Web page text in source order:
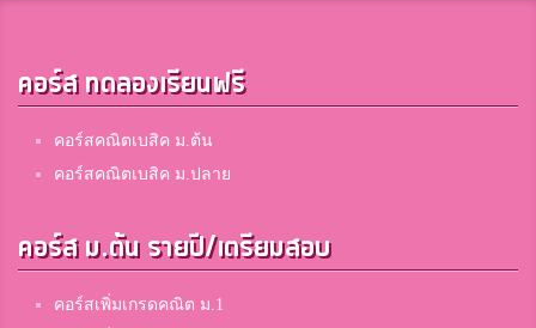
คอร์ส ทดลองเรียนฟรี
คอร์สคณิตเบสิค ม.ต้น
คอร์สคณิตเบสิค ม.ปลาย
คอร์ส ม.ต้น รายปี/เตรียมสอบ
คอร์สเพิ่มเกรดคณิต ม.1